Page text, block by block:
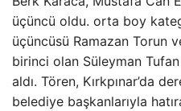
üçüncü oldu. orta boy
üçüncüsü Ramazan Torun
birinci olan Süleyman
aldı. Tören, Kırkpınar’da
belediye başkanlarıyla